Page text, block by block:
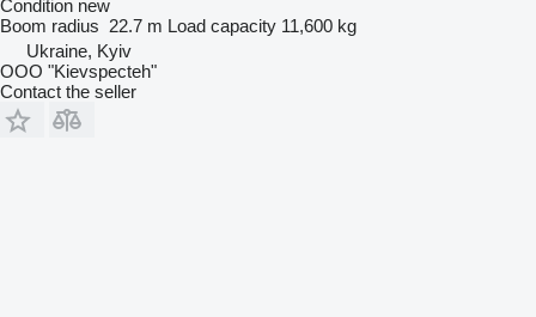
Condition new
Boom radius 22.7 m Load capacity 11,600 kg
Ukraine, Kyiv
OOO "Kievspecteh"
Contact the seller